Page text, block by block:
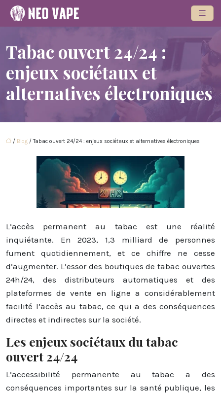
Tabac ouvert 24/24 :
enjeux sociétaux et
alternatives électroniques
/ Blog / Tabac ouvert 24/24 : enjeux sociétaux et alternatives électroniques
L’accès permanent au tabac est une réalité
inquiétante. En 2023, 1,3 milliard de personnes
fument quotidiennement, et ce chiffre ne cesse
d’augmenter. L’essor des boutiques de tabac ouvertes
24h/24, des distributeurs automatiques et des
plateformes de vente en ligne a considérablement
facilité l’accès au tabac, ce qui a des conséquences
directes et indirectes sur la société.
Les enjeux sociétaux du tabac
ouvert 24/24
L’accessibilité permanente au tabac a des
conséquences importantes sur la santé publique, les